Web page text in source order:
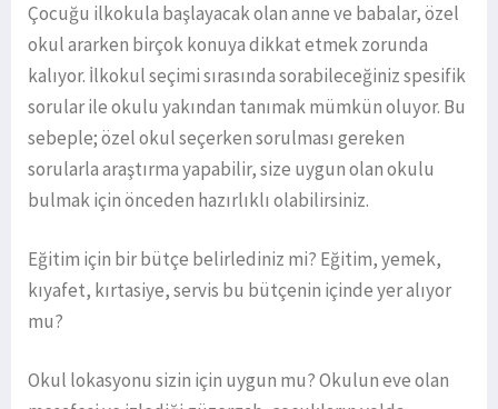
Çocuğu ilkokula başlayacak olan anne ve babalar, özel
okul ararken birçok konuya dikkat etmek zorunda
kalıyor. İlkokul seçimi sırasında sorabileceğiniz spesifik
sorular ile okulu yakından tanımak mümkün oluyor. Bu
sebeple; özel okul seçerken sorulması gereken
sorularla araştırma yapabilir, size uygun olan okulu
bulmak için önceden hazırlıklı olabilirsiniz.
Eğitim için bir bütçe belirlediniz mi? Eğitim, yemek,
kıyafet, kırtasiye, servis bu bütçenin içinde yer alıyor
mu?
Okul lokasyonu sizin için uygun mu? Okulun eve olan